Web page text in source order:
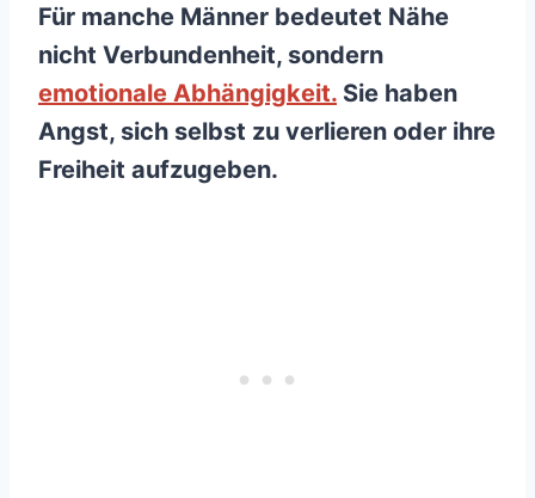
Für manche Männer bedeutet Nähe
nicht Verbundenheit, sondern
emotionale Abhängigkeit. Sie haben
Angst, sich selbst zu verlieren oder ihre
Freiheit aufzugeben.